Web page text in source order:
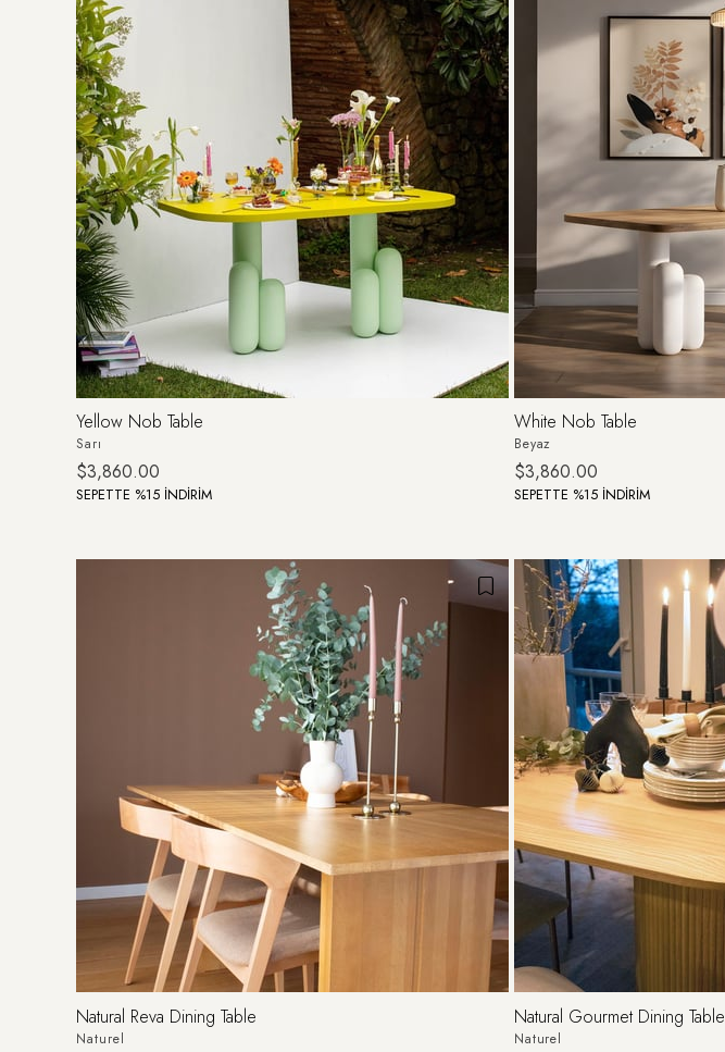
Yellow Nob Table
Sarı
$3,860.00
SEPETTE %15 İNDİRİM
White Nob Table
Beyaz
$3,860.00
SEPETTE %15 İNDİRİM
Natural Reva Dining Table
Naturel
Natural Gourmet Dining Table
Naturel